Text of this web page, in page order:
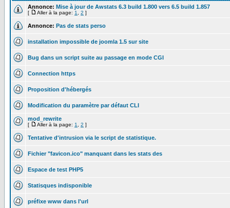
Annonce: Mise à jour de Awstats 6.3 build 1.800 vers 6.5 build 1.857
[ Aller à la page: 1 2 ]
Annonce: Pas de stats perso
installation impossible de joomla 1.5 sur site
Bug dans un script suite au passage en mode CGI
Connection https
Proposition d'hébergés
Modification du paramètre par défaut CLI
mod_rewrite
[ Aller à la page: 1 2 ]
Tentative d'intrusion via le script de statistique.
Fichier "favicon.ico" manquant dans les stats des
Espace de test PHP5
Statisques indisponible
préfixe www dans l'url